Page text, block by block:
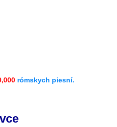
rómskych piesní.